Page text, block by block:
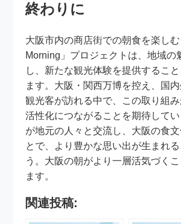
終わりに
大阪市内の商店街での朝食を楽し
Morning」プロジェクトは、地域の
し、新たな観光体験を提供するこ
ます。大阪・関西万博を控え、国
観光客が訪れる中で、この取り組
活性化につながることを期待して
が地元の人々と交流し、大阪の食
とで、より豊かな思い出が生まれる
う。大阪の朝がより一層活気づく
ます。
関連投稿: